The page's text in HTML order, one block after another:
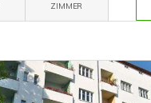
ZIMMER